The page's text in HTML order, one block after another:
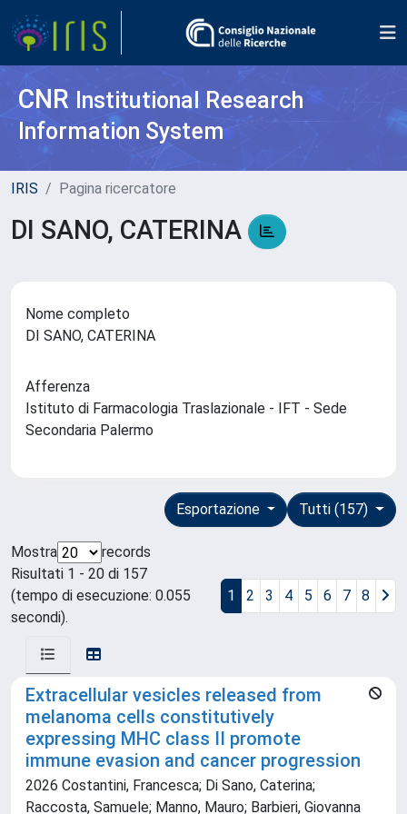
CNR Institutional Research
Information System
IRIS Pagina ricercatore
DI SANO, CATERINA
Nome completo
DI SANO, CATERINA
Afferenza
Istituto di Farmacologia Traslazionale - IFT - Sede
Secondaria Palermo
Tutti (157)
Esportazione
Mostra
records
Risultati 1 - 20 di 157
(tempo di esecuzione: 0.055
secondi).
1 2 3 4 5 6 7 8
Extracellular vesicles released from
melanoma cells constitutively
expressing MHC class II promote
immune evasion and cancer progression
2026 Costantini, Francesca; Di Sano, Caterina;
Raccosta, Samuele; Manno, Mauro; Barbieri, Giovanna